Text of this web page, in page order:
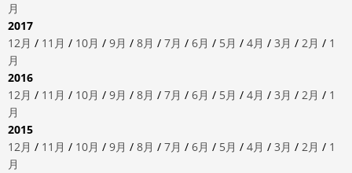
月
2017
12月 / 11月 / 10月 / 9月 / 8月 / 7月 / 6月 / 5月 / 4月 / 3月 / 2月 / 1
月
2016
12月 / 11月 / 10月 / 9月 / 8月 / 7月 / 6月 / 5月 / 4月 / 3月 / 2月 / 1
月
2015
12月 / 11月 / 10月 / 9月 / 8月 / 7月 / 6月 / 5月 / 4月 / 3月 / 2月 / 1
月